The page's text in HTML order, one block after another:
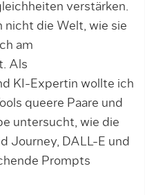
verstärken.
nicht die Welt, wie sie
am
Als
KI-Expertin wollte ich
queere Paare und
untersucht, wie die
Journey, DALL-E und
Prompts